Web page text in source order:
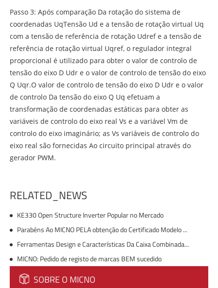
Passo 3: Após comparação Da rotação do sistema de
coordenadas UqTensão Ud e a tensão de rotação virtual Uq
com a tensão de referência de rotação Udref e a tensão de
referência de rotação virtual Uqref, o regulador integral
proporcional é utilizado para obter o valor de controlo de
tensão do eixo D Udr e o valor de controlo de tensão do eixo
Q Uqr.O valor de controlo de tensão do eixo D Udr e o valor
de controlo Da tensão do eixo Q Uq efetuam a
transformação de coordenadas estáticas para obter as
variáveis de controlo do eixo real Vs e a variável Vm de
controlo do eixo imaginário; as Vs variáveis de controlo do
eixo real são fornecidas Ao circuito principal através do
gerador PWM.
RELATED_NEWS
KE330 Open Structure Inverter Popular no Mercado
Parabéns Ao MICNO PELA obtenção do Certificado Modelo de Utilidade
Ferramentas Design e Características Da Caixa Combinada Solar DC
MICNO: Pedido de registo de marcas BEM sucedido
SOBRE O MICNO